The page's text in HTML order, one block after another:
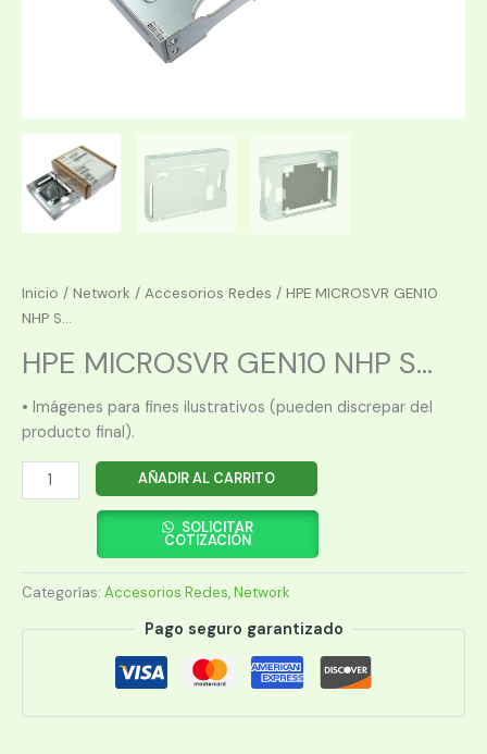
Inicio / Network / Accesorios Redes / HPE MICROSVR GEN10
NHP S...
HPE MICROSVR GEN10 NHP S...
• Imágenes para fines ilustrativos (pueden discrepar del
producto final).
HPE
MICROSVR
SFF
CONVERT
AÑADIR AL CARRITO
SOLICITAR
COTIZACIÓN
Categorías: Accesorios Redes,Network
Pago seguro garantizado